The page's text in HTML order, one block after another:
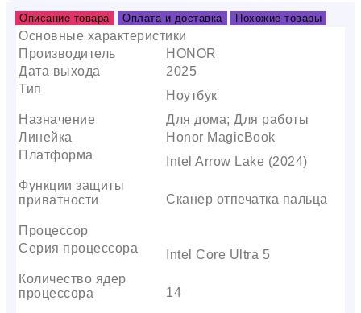
Описание товара Оплата и доставка Похожие товары
Основные характеристики
Производитель
HONOR
Дата выхода
2025
Тип
Ноутбук
Назначение
Для дома; Для работы
Линейка
Honor MagicBook
Платформа
Intel Arrow Lake (2024)
Функции защиты
приватности
Сканер отпечатка пальца
Процессор
Серия процессора
Intel Core Ultra 5
Количество ядер
процессора
14